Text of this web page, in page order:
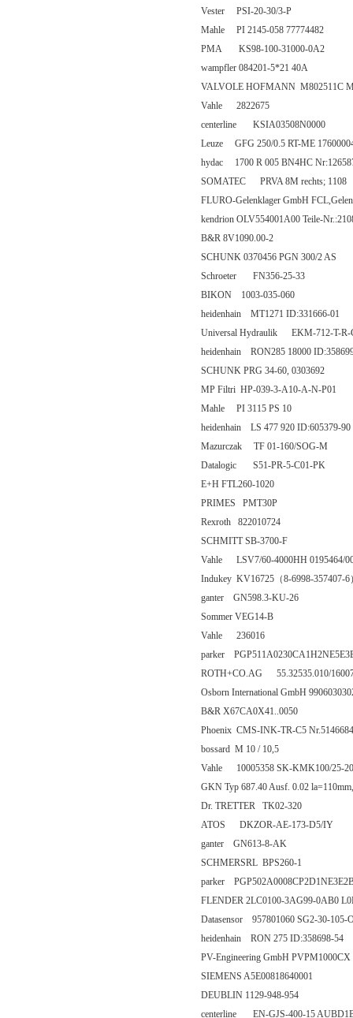
Vester PSI-20-30/3-P
Mahle PI 2145-058 77774482
PMA KS98-100-31000-0A2
wampfler 084201-5*21 40A
VALVOLE HOFMANN M802511C
Vahle 2822675
centerline KSIA03508N0000
Leuze GFG 250/0.5 RT-ME
hydac 1700 R 005 BN4HC
SOMATEC PRVA 8M rechts; 1108
FLURO-Gelenklager GmbH
kendrion OLV554001A00 Teile-
B&R 8V1090.00-2
SCHUNK 0370456 PGN 300/2 AS
Schroeter FN356-25-33
BIKON 1003-035-060
heidenhain MT1271 ID:331666-01
Universal Hydraulik EKM-712-T-R-
heidenhain RON285 18000
SCHUNK PRG 34-60, 0303692
MP Filtri HP-039-3-A10-A-N-P01
Mahle PI 3115 PS 10
heidenhain LS 477 920 ID:605379-90
Mazurczak TF 01-160/SOG-M
Datalogic S51-PR-5-C01-PK
E+H FTL260-1020
PRIMES PMT30P
Rexroth 822010724
SCHMITT SB-3700-F
Vahle LSV7/60-4000HH 0195464/
Indukey KV16725（8-6998-357407-6
ganter GN598.3-KU-26
Sommer VEG14-B
Vahle 236016
parker
ROTH+CO.AG 55.32535.010/
Osborn International GmbH
B&R X67CA0X41..0050
Phoenix CMS-INK-TR-C5 Nr.5146684
bossard M 10 / 10,5
Vahle 10005358 SK-KMK100/25-
GKN Typ 687.40 Ausf. 0.02
Dr. TRETTER TK02-320
ATOS DKZOR-AE-173-D5/IY
ganter GN613-8-AK
SCHMERSRL BPS260-1
parker
FLENDER 2LC0100-3AG99-0AB0
Datasensor 957801060 SG2-30-105-
heidenhain RON 275 ID:358698-54
PV-Engineering GmbH PVPM1000CX
SIEMENS A5E00818640001
DEUBLIN 1129-948-954
centerline EN-GJS-400-15